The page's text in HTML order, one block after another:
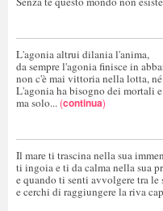
L'agonia altrui dilania l'anima,
da sempre l'agonia finisce in
non c'è mai vittoria nella lotta,
L'agonia ha bisogno dei mortali
ma solo... (continua)
Il mare ti trascina nella sua
ti ingoia e ti da calma nella sua
e quando ti senti avvolgere tra le
e cerchi di raggiungere la riva